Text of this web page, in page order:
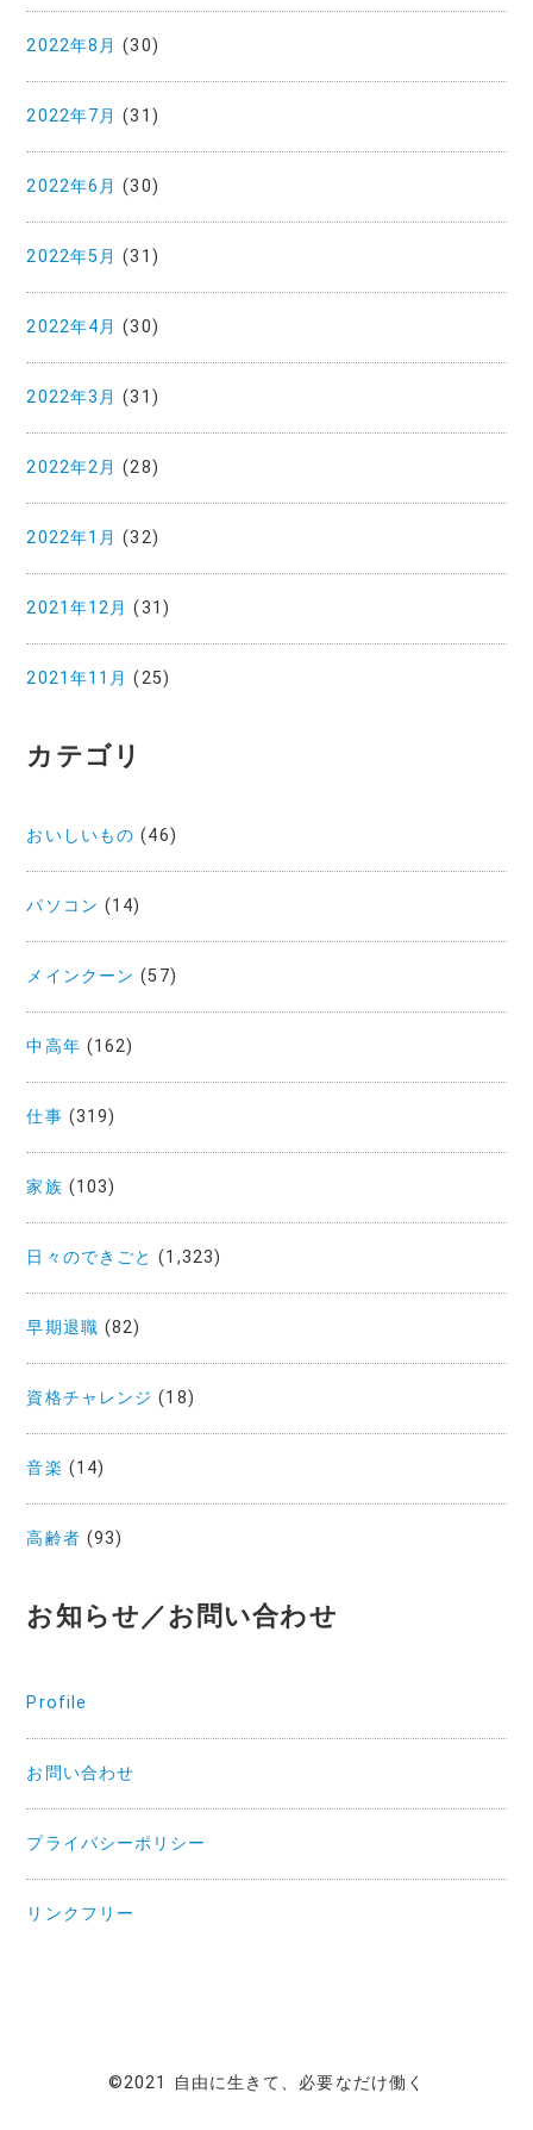
2022年8月 (30)
2022年7月 (31)
2022年6月 (30)
2022年5月 (31)
2022年4月 (30)
2022年3月 (31)
2022年2月 (28)
2022年1月 (32)
2021年12月 (31)
2021年11月 (25)
カテゴリ
おいしいもの (46)
パソコン (14)
メインクーン (57)
中高年 (162)
仕事 (319)
家族 (103)
日々のできごと (1,323)
早期退職 (82)
資格チャレンジ (18)
音楽 (14)
高齢者 (93)
お知らせ／お問い合わせ
Profile
お問い合わせ
プライバシーポリシー
リンクフリー
©2021 自由に生きて、必要なだけ働く